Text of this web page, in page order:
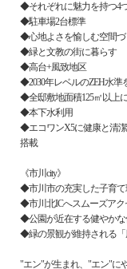
◆それぞれに魅力を持つ4
◆駐車場2台標準
◆心地よさを愉しむ空間づ
◆緑と文教の街に暮らす
◆高台+風致地区
◆2030年レベルのZEH水準
◆全邸敷地面積125㎡以上
◆本下水利用
◆エコワンX5に健康と清
搭載
《市川city》
◆市川市の充実した子育て
◆市川北ICへスムーズアク
◆公園が近在する健やかな
◆緑の景観が維持される「
"エン"が生まれ、"エン"に